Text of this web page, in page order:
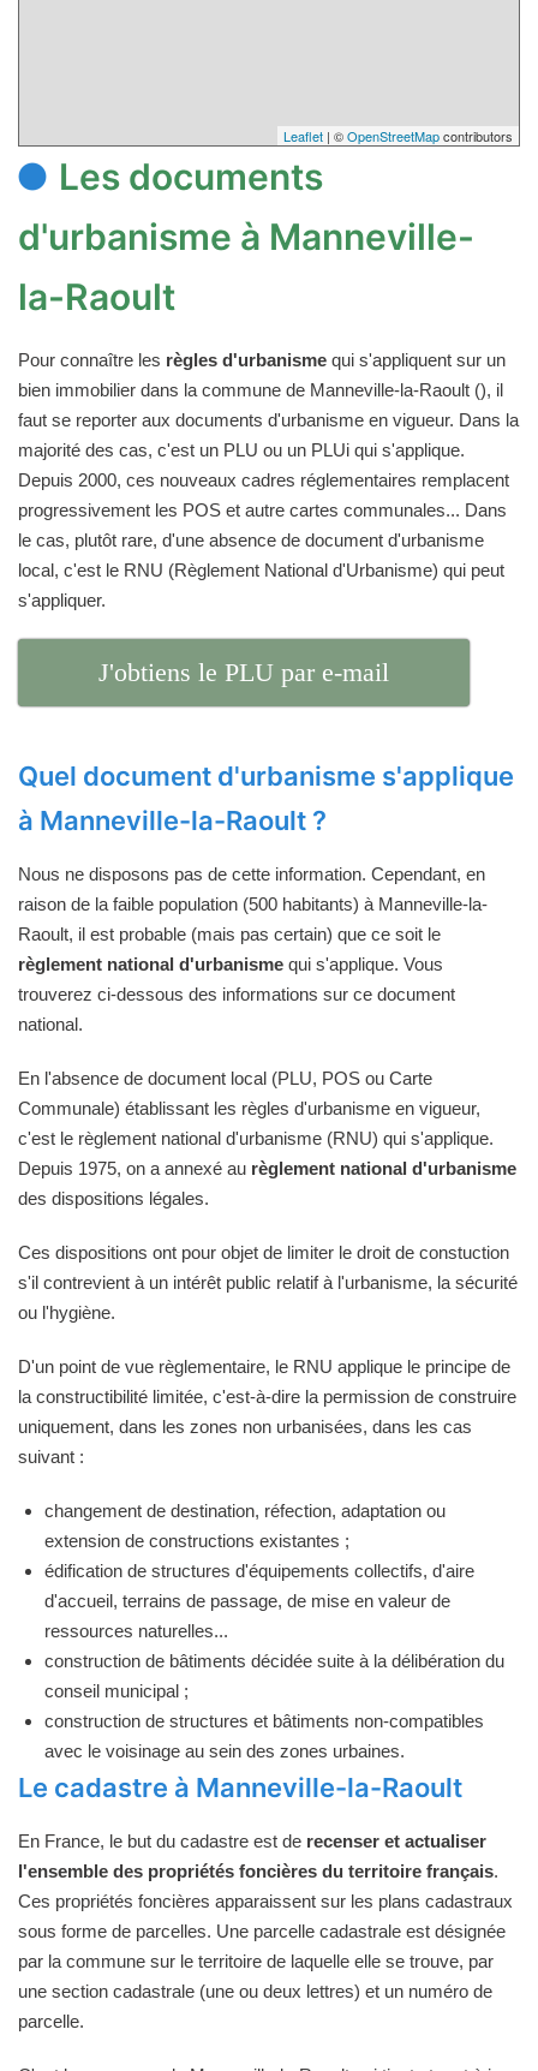
Leaflet | ©OpenStreetMapcontributors
Les documents
d'urbanisme à Manneville-
la-Raoult
Pour connaître les règles d'urbanisme qui s'appliquent sur un
bien immobilier dans la commune de Manneville-la-Raoult (), il
faut se reporter aux documents d'urbanisme en vigueur. Dans la
majorité des cas, c'est un PLU ou un PLUi qui s'applique.
Depuis 2000, ces nouveaux cadres réglementaires remplacent
progressivement les POS et autre cartes communales... Dans
le cas, plutôt rare, d'une absence de document d'urbanisme
local, c'est le RNU (Règlement National d'Urbanisme) qui peut
s'appliquer.
J'obtiens le PLU par e-mail
Quel document d'urbanisme s'applique
à Manneville-la-Raoult ?
Nous ne disposons pas de cette information. Cependant, en
raison de la faible population (500 habitants) à Manneville-la-
Raoult, il est probable (mais pas certain) que ce soit le
règlement national d'urbanisme qui s'applique. Vous
trouverez ci-dessous des informations sur ce document
national.
En l'absence de document local (PLU, POS ou Carte
Communale) établissant les règles d'urbanisme en vigueur,
c'est le règlement national d'urbanisme (RNU) qui s'applique.
Depuis 1975, on a annexé au règlement national d'urbanisme
des dispositions légales.
Ces dispositions ont pour objet de limiter le droit de constuction
s'il contrevient à un intérêt public relatif à l'urbanisme, la sécurité
ou l'hygiène.
D'un point de vue règlementaire, le RNU applique le principe de
la constructibilité limitée, c'est-à-dire la permission de construire
uniquement, dans les zones non urbanisées, dans les cas
suivant :
changement de destination, réfection, adaptation ou
extension de constructions existantes ;
édification de structures d'équipements collectifs, d'aire
d'accueil, terrains de passage, de mise en valeur de
ressources naturelles...
construction de bâtiments décidée suite à la délibération du
conseil municipal ;
construction de structures et bâtiments non-compatibles
avec le voisinage au sein des zones urbaines.
Le cadastre à Manneville-la-Raoult
En France, le but du cadastre est de recenser et actualiser
l'ensemble des propriétés foncières du territoire français.
Ces propriétés foncières apparaissent sur les plans cadastraux
sous forme de parcelles. Une parcelle cadastrale est désignée
par la commune sur le territoire de laquelle elle se trouve, par
une section cadastrale (une ou deux lettres) et un numéro de
parcelle.